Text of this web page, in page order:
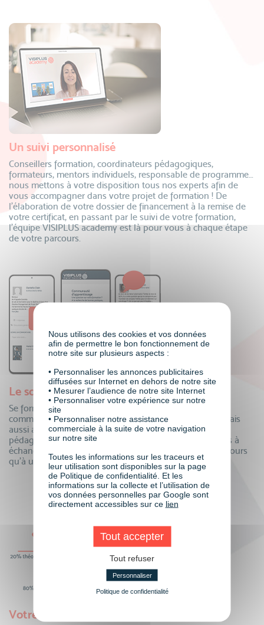
Un suivi personnalisé
Conseillers formation, coordinateurs pédagogiques,
formateurs, mentors individuels, responsable de programme…
nous mettons à votre disposition tous nos experts afin de
vous accompagner dans votre projet de formation ! De
l’élaboration de votre dossier de financement à la remise de
votre certificat, en passant par le suivi de votre formation,
l’équipe VISIPLUS academy est là pour vous à chaque étape
de votre parcours.
Le soutien de toute une communauté
Se former à distance oui, mais auprès de toute une
communauté ! Echangez au quotidien avec vos pairs, mais
aussi avec vos formateurs et toute notre équipe
pédagogique. Questions, partage de connaissances, tips à
échanger…la communauté VISIPLUS academy n’est toujours
qu’à un clic pour partager !
Votre employabilité renforcée
Nous utilisons des cookies et vos données
afin de permettre le bon fonctionnement de
notre site sur plusieurs aspects :
• Personnaliser les annonces publicitaires
diffusées sur Internet en dehors de notre site
• Mesurer l’audience de notre site Internet
• Personnaliser votre expérience sur notre
site
• Personnaliser notre assistance
commerciale à la suite de votre navigation
sur notre site
Toutes les informations sur les traceurs et
leur utilisation sont disponibles sur la page
de Politique de confidentialité. Et les
informations sur la collecte et l’utilisation de
vos données personnelles par Google sont
directement accessibles sur ce lien
Tout accepter
Tout refuser
Personnaliser
Politique de confidentialité